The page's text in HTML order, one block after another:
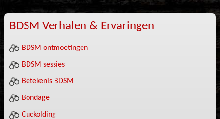
BDSM Verhalen & Ervaringen
BDSM ontmoetingen
BDSM sessies
Betekenis BDSM
Bondage
Cuckolding